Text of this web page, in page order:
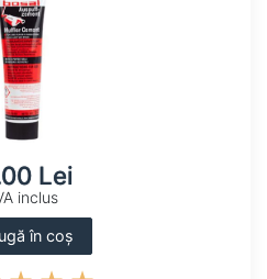
Lei
inclus
în coș